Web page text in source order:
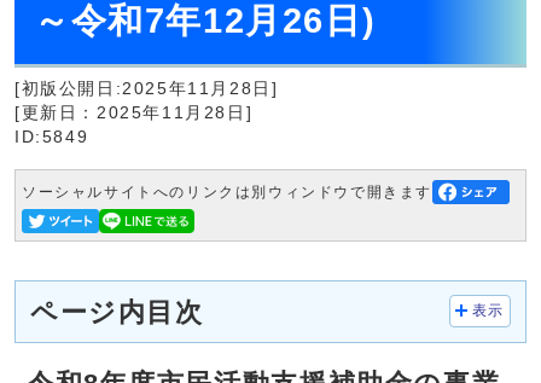
～令和7年12月26日)
[初版公開日:2025年11月28日]
[更新日：2025年11月28日]
ID:5849
ソーシャルサイトへのリンクは別ウィンドウで開きます
ページ内目次 表示